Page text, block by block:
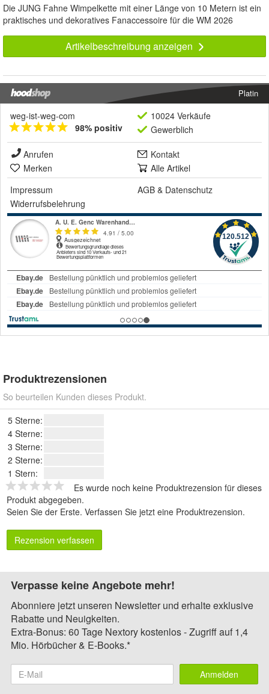
Die JUNG Fahne Wimpelkette mit einer Länge von 10 Metern ist ein
praktisches und dekoratives Fanaccessoire für die WM 2026
Artikelbeschreibung anzeigen
Platin
weg-ist-weg-com
98% positiv
10024 Verkäufe
Gewerblich
Anrufen
Kontakt
Merken
Alle Artikel
Impressum
AGB & Datenschutz
Widerrufsbelehrung
Produktrezensionen
So beurteilen Kunden dieses Produkt.
5 Sterne:
4 Sterne:
3 Sterne:
2 Sterne:
1 Stern:
Es wurde noch keine Produktrezension für dieses
Produkt abgegeben.
Seien Sie der Erste. Verfassen Sie jetzt eine Produktrezension.
Rezension verfassen
Verpasse keine Angebote mehr!
Abonniere jetzt unseren Newsletter und erhalte exklusive
Rabatte und Neuigkeiten.
Extra-Bonus: 60 Tage Nextory kostenlos - Zugriff auf 1,4
Mio. Hörbücher & E-Books.*
Anmelden